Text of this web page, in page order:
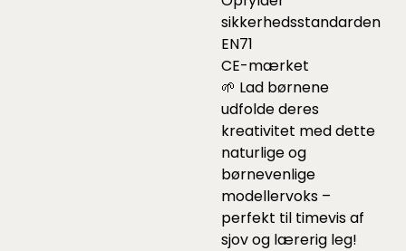
sikkerhedsstandarden
EN71
CE-mærket
🌱 Lad børnene
udfolde deres
kreativitet med dette
naturlige og
børnevenlige
modellervoks –
perfekt til timevis af
sjov og lærerig leg!